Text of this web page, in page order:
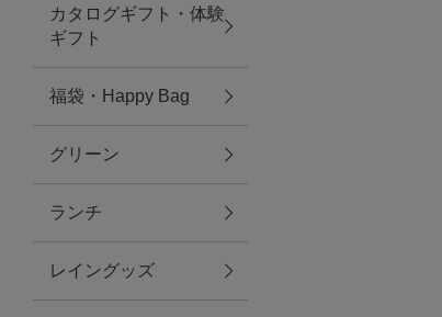
ウエア
レイングッズ
アクセサリー
ファッション雑貨
ファッショングッズ
カタログギフト・体験
ギフト
福袋・Happy Bag
グリーン
ランチ
レイングッズ